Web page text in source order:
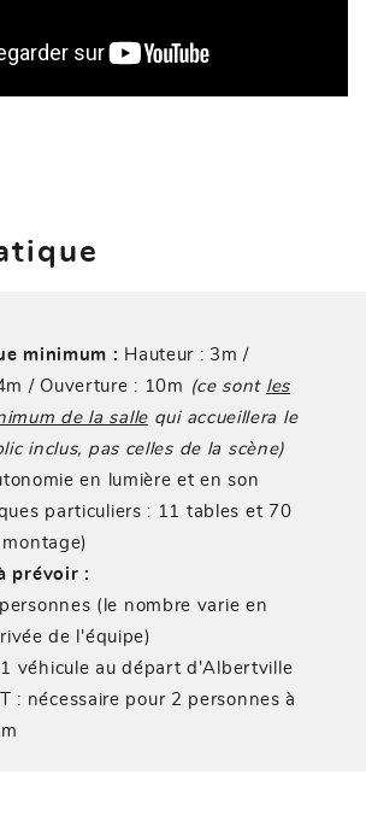
minimum : Hauteur : 3m /
/ Ouverture : 10m (ce sont les
de la salle qui accueillera le
inclus, pas celles de la scène)
en lumière et en son
particuliers : 11 tables et 70
prévoir :
(le nombre varie en
de l'équipe)
1 véhicule au départ d'Albertville
: nécessaire pour 2 personnes à